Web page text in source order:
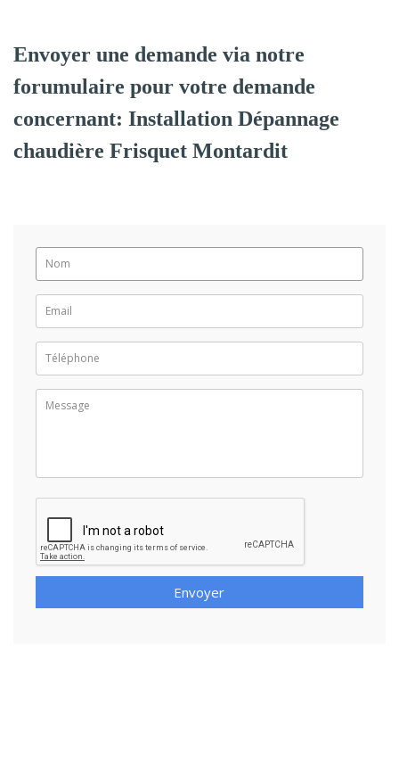
Envoyer une demande via notre
forumulaire pour votre demande
concernant: Installation Dépannage
chaudière Frisquet Montardit
Envoyer